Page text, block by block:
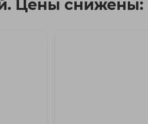
Цены снижены: